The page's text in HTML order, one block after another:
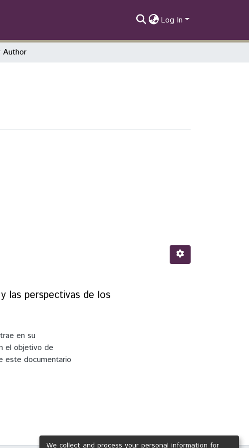
Log In
Author
Alba Beatriz Salinas"
las perspectivas de los
en su
el objetivo de
este documentario
límites teniendo
visiones
We collect and process your personal information for